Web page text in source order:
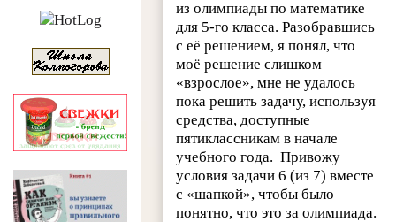
из олимпиады по математике
для 5-го класса. Разобравшись
с её решением, я понял, что
моё решение слишком
«взрослое», мне не удалось
пока решить задачу, используя
средства, доступные
пятиклассникам в начале
учебного года. Привожу
условия задачи 6 (из 7) вместе
с «шапкой», чтобы было
понятно, что это за олимпиада.